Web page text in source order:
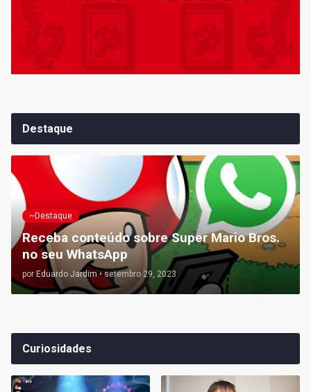
Destaque
~Destaque
Receba conteúdo sobre Super Mario Bros.
no seu WhatsApp
por Eduardo Jardim • setembro 29, 2023
Curiosidades